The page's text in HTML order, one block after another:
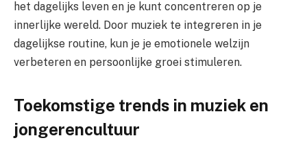
het dagelijks leven en je kunt concentreren op je
innerlijke wereld. Door muziek te integreren in je
dagelijkse routine, kun je je emotionele welzijn
verbeteren en persoonlijke groei stimuleren.
Toekomstige trends in muziek en
jongerencultuur